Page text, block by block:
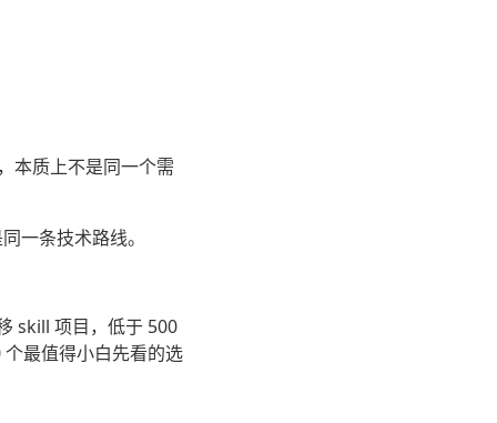
本质上不是同一个需
一条技术路线。
skill 项目，低于 500
最值得小白先看的选